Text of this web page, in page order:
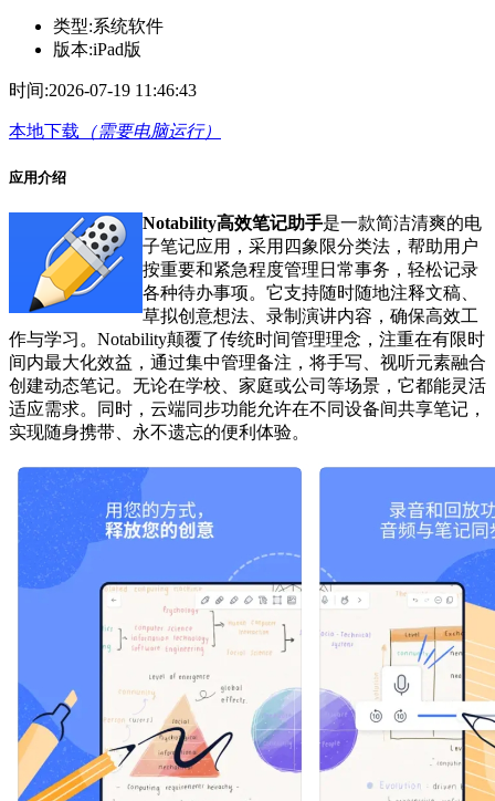
类型:系统软件
版本:iPad版
时间:2026-07-19 11:46:43
本地下载 （需要电脑运行）
应用介绍
Notability高效笔记助手是一款简洁清爽的电
子笔记应用，采用四象限分类法，帮助用户
按重要和紧急程度管理日常事务，轻松记录
各种待办事项。它支持随时随地注释文稿、
草拟创意想法、录制演讲内容，确保高效工
作与学习。Notability颠覆了传统时间管理理念，注重在有限时
间内最大化效益，通过集中管理备注，将手写、视听元素融合
创建动态笔记。无论在学校、家庭或公司等场景，它都能灵活
适应需求。同时，云端同步功能允许在不同设备间共享笔记，
实现随身携带、永不遗忘的便利体验。